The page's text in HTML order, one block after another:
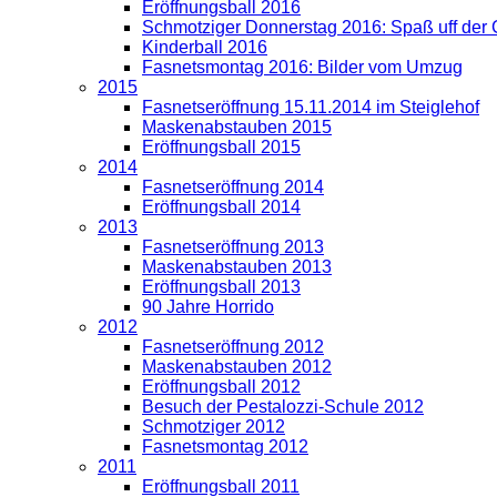
Eröffnungsball 2016
Schmotziger Donnerstag 2016: Spaß uff der
Kinderball 2016
Fasnetsmontag 2016: Bilder vom Umzug
2015
Fasnetseröffnung 15.11.2014 im Steiglehof
Maskenabstauben 2015
Eröffnungsball 2015
2014
Fasnetseröffnung 2014
Eröffnungsball 2014
2013
Fasnetseröffnung 2013
Maskenabstauben 2013
Eröffnungsball 2013
90 Jahre Horrido
2012
Fasnetseröffnung 2012
Maskenabstauben 2012
Eröffnungsball 2012
Besuch der Pestalozzi-Schule 2012
Schmotziger 2012
Fasnetsmontag 2012
2011
Eröffnungsball 2011